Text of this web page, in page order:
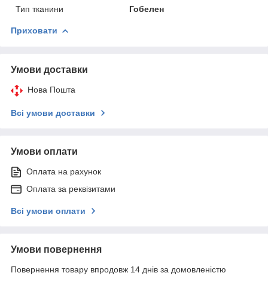
Тип тканини
Гобелен
Приховати
Умови доставки
Нова Пошта
Всі умови доставки
Умови оплати
Оплата на рахунок
Оплата за реквізитами
Всі умови оплати
Умови повернення
Повернення товару впродовж 14 днів за домовленістю